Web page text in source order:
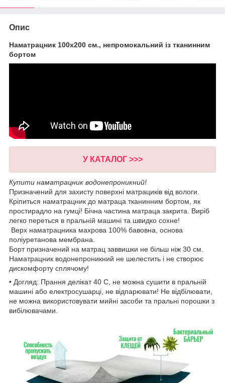
Опис
Наматрацник 100х200 см., непромокальний із тканинним
бортом
У КАТАЛОГ>>>
Купити наматрацник водонепроникний!
Призначений для захисту поверхні матрациків від вологи.
Кріпиться наматрацник до матраца тканинним бортом, як
простирадло на гумці! Бічна частина матраца закрита. Виріб
легко переться в пральній машині та швидко сохне!
Верх наматрацника махрова 100% бавовна, основа
поліуретанова мембрана.
Борт призначений на матрац заввишки не більш ніж 30 см.
Наматрацник водонепроникний не шелестить і не створює
дискомфорту сплячому!
• Догляд: Прання делікат 40 С, не можна сушити в пральній
машині або електросушарці, не відпарювати! Не відбілювати,
не можна використовувати мийні засоби та пральні порошки з
вибілювачами.